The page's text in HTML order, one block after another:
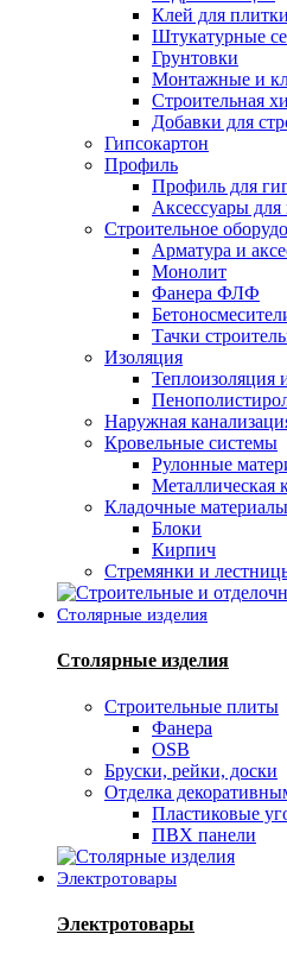
Клей для плитки
Штукатурные
Грунтовки
Монтажные и
Строительная
Добавки для
Гипсокартон
Профиль
Профиль для
Аксессуары для
Строительное
Арматура и
Монолит
Фанера ФЛФ
Тачки
Изоляция
Теплоизоляция
Наружная
Кровельные системы
Рулонные
Металлическая
Кладочные материалы
Блоки
Кирпич
Стремянки и
Столярные изделия
Столярные изделия
Строительные плиты
Фанера
OSB
Бруски, рейки, доски
Отделка
Пластиковые
ПВХ панели
Электротовары
Электротовары